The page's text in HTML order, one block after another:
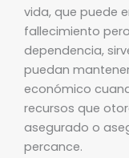
vida, que puede
fallecimiento
dependencia,
puedan
económico
recursos que
asegurado o
percance.